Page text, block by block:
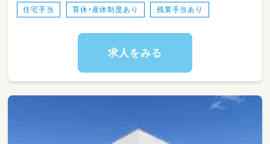
・連絡帳記入
・食事サポート など
0～2歳は「自分でやりたい」意欲がおおいに伸
当園では、【自由保育】を保育方針としていま
す。モンテッソーリ思想を取り入れ子どもの自
主性が十分に発揮できる環境を整えています。
住宅手当 育休・産休制度あり 残業手当あり
求人をみる